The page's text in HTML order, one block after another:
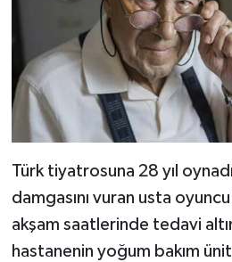
Türk tiyatrosuna 28 yıl
damgasını vuran usta oyuncu
akşam saatlerinde tedavi
hastanenin yoğum bakım